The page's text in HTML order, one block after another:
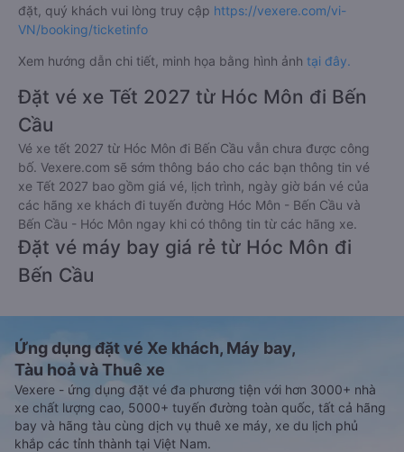
đặt, quý khách vui lòng truy cập https://vexere.com/vi-
VN/booking/ticketinfo
Xem hướng dẫn chi tiết, minh họa bằng hình ảnh tại đây.
Đặt vé xe Tết 2027 từ Hóc Môn đi Bến
Cầu
Vé xe tết 2027 từ Hóc Môn đi Bến Cầu vẫn chưa được công
bố. Vexere.com sẽ sớm thông báo cho các bạn thông tin vé
xe Tết 2027 bao gồm giá vé, lịch trình, ngày giờ bán vé của
các hãng xe khách đi tuyến đường Hóc Môn - Bến Cầu và
Bến Cầu - Hóc Môn ngay khi có thông tin từ các hãng xe.
Đặt vé máy bay giá rẻ từ Hóc Môn đi
Bến Cầu
Ứng dụng đặt vé Xe khách, Máy bay,
Tàu hoả và Thuê xe
Vexere - ứng dụng đặt vé đa phương tiện với hơn 3000+ nhà
xe chất lượng cao, 5000+ tuyến đường toàn quốc, tất cả hãng
bay và hãng tàu cùng dịch vụ thuê xe máy, xe du lịch phủ
khắp các tỉnh thành tại Việt Nam.